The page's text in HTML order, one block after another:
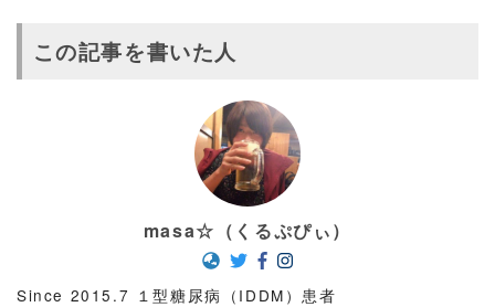
この記事を書いた人
masa☆（くるぷぴぃ）
Since 2015.7 １型糖尿病（IDDM）患者